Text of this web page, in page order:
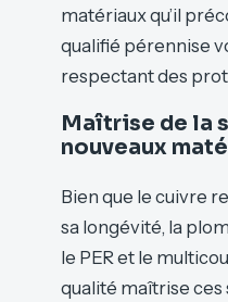
matériaux qu’il
qualifié pérennise
respectant des
Maîtrise de la
nouveaux
Bien que le cuivre
sa longévité, la
le PER et le
qualité maîtrise ces